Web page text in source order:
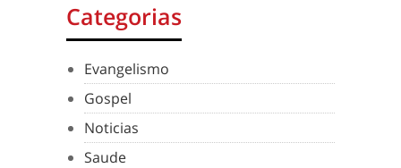
Categorias
Evangelismo
Gospel
Noticias
Saude